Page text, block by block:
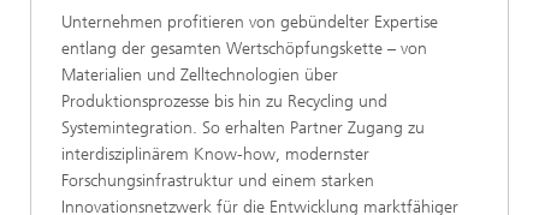
Unternehmen profitieren von gebündelter Expertise
entlang der gesamten Wertschöpfungskette – von
Materialien und Zelltechnologien über
Produktionsprozesse bis hin zu Recycling und
Systemintegration. So erhalten Partner Zugang zu
interdisziplinärem Know-how, modernster
Forschungsinfrastruktur und einem starken
Innovationsnetzwerk für die Entwicklung marktfähiger